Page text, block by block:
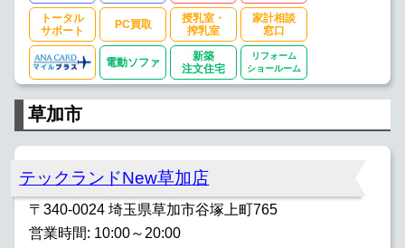
トータル
サポート
PC買取
授乳室・
搾乳室
家計相談
窓口
電動ソファ
新築
注文住宅
リフォーム
ショールーム
草加市
テックランドNew草加店
〒340-0024 埼玉県草加市谷塚上町765
営業時間: 10:00～20:00